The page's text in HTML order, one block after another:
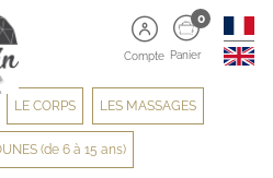
Compte
0
Panier
LE CORPS LES MASSAGES
LES PITCHOUNES (de 6 à 15 ans)